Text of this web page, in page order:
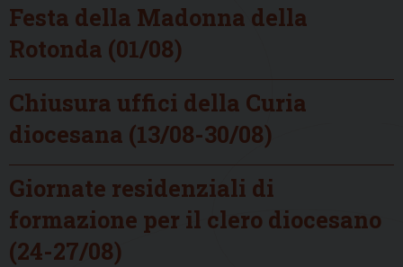
Festa della Madonna della
Rotonda (01/08)
Chiusura uffici della Curia
diocesana (13/08-30/08)
Giornate residenziali di
formazione per il clero diocesano
(24-27/08)